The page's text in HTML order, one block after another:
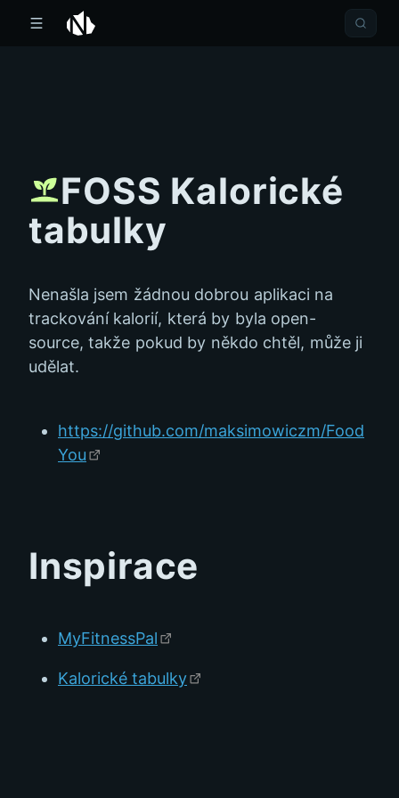
FOSS Kalorické
tabulky
Nenašla jsem žádnou dobrou aplikaci na
trackování kalorií, která by byla open-
source, takže pokud by někdo chtěl, může ji
udělat.
https://github.com/maksimowiczm/Food
You
Inspirace
MyFitnessPal
Kalorické tabulky